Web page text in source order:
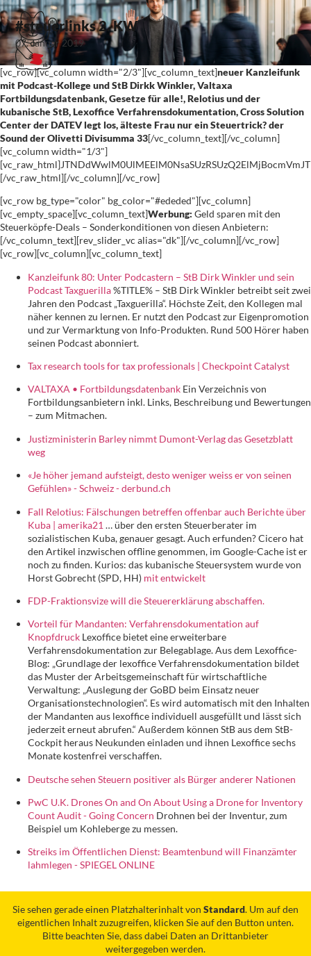
#steuerlinks 2. KW
07. Januar 2019
[vc_row][vc_column width="2/3"][vc_column_text]neuer Kanzleifunk
mit Podcast-Kollege und StB Dirkk Winkler, Valtaxa
Fortbildungsdatenbank, Gesetze für alle!, Relotius und der
kubanische StB, Lexoffice Verfahrensdokumentation, Cross Solution
Center der DATEV legt los, älteste Frau nur ein Steuertrick? der
Sound der Olivetti Divisumma 33[/vc_column_text][/vc_column]
[vc_column width="1/3"]
[/vc_raw_html][/vc_column][/vc_row]
[vc_row bg_type="color" bg_color="#ededed"][vc_column]
[vc_empty_space][vc_column_text]Werbung: Geld sparen mit den
Steuerköpfe-Deals – Sonderkonditionen von diesen Anbietern:
[/vc_column_text][rev_slider_vc alias="dk"][/vc_column][/vc_row]
[vc_row][vc_column][vc_column_text]
Kanzleifunk 80: Unter Podcastern – StB Dirk Winkler und sein
Podcast Taxguerilla%TITLE% – StB Dirk Winkler betreibt seit zwei
Jahren den Podcast „Taxguerilla“. Höchste Zeit, den Kollegen mal
näher kennen zu lernen. Er nutzt den Podcast zur Eigenpromotion
und zur Vermarktung von Info-Produkten. Rund 500 Hörer haben
seinen Podcast abonniert.
Tax research tools for tax professionals | Checkpoint Catalyst
VALTAXA • Fortbildungsdatenbank Ein Verzeichnis von
Fortbildungsanbietern inkl. Links, Beschreibung und Bewertungen
– zum Mitmachen.
Justizministerin Barley nimmt Dumont-Verlag das Gesetzblatt
weg
«Je höher jemand aufsteigt, desto weniger weiss er von seinen
Gefühlen» - Schweiz - derbund.ch
Fall Relotius: Fälschungen betreffen offenbar auch Berichte über
Kuba | amerika21 … über den ersten Steuerberater im
sozialistischen Kuba, genauer gesagt. Auch erfunden? Cicero hat
den Artikel inzwischen offline genommen, im Google-Cache ist er
noch zu finden. Kurios: das kubanische Steuersystem wurde von
Horst Gobrecht (SPD, HH) mit entwickelt
FDP-Fraktionsvize will die Steuererklärung abschaffen.
Vorteil für Mandanten: Verfahrensdokumentation auf
Knopfdruck Lexoffice bietet eine erweiterbare
Verfahrensdokumentation zur Belegablage. Aus dem Lexoffice-
Blog: „Grundlage der lexoffice Verfahrensdokumentation bildet
das Muster der Arbeitsgemeinschaft für wirtschaftliche
Verwaltung: „Auslegung der GoBD beim Einsatz neuer
Organisationstechnologien“. Es wird automatisch mit den Inhalten
der Mandanten aus lexoffice individuell ausgefüllt und lässt sich
jederzeit erneut abrufen.“ Außerdem können StB aus dem StB-
Cockpit heraus Neukunden einladen und ihnen Lexoffice sechs
Monate kostenfrei verschaffen.
Deutsche sehen Steuern positiver als Bürger anderer Nationen
PwC U.K. Drones On and On About Using a Drone for Inventory
Count Audit - Going Concern Drohnen bei der Inventur, zum
Beispiel um Kohleberge zu messen.
Streiks im Öffentlichen Dienst: Beamtenbund will Finanzämter
lahmlegen - SPIEGEL ONLINE
Sie sehen gerade einen Platzhalterinhalt von Standard. Um auf den
eigentlichen Inhalt zuzugreifen, klicken Sie auf den Button unten.
Bitte beachten Sie, dass dabei Daten an Drittanbieter
weitergegeben werden.